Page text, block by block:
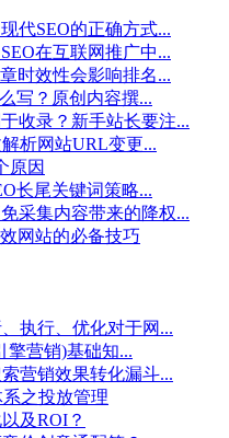
代SEO的正确方式...
在互联网推广中...
时效性会影响排名...
写？原创内容撰...
收录？新手站长要注...
析网站URL变更...
原因
长尾关键词策略...
采集内容带来的降权...
网站的必备技巧
执行、优化对于网...
擎营销)基础知...
营销效果转化漏斗...
之投放管理
及ROI？